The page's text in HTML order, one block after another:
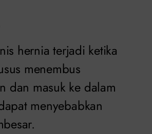
hernia terjadi ketika
menembus
dan masuk ke dalam
menyebabkan